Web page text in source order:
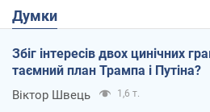
Думки
Збіг інтересів двох цинічних
таємний план Трампа і Путіна?
Віктор Швець 1,6 т.